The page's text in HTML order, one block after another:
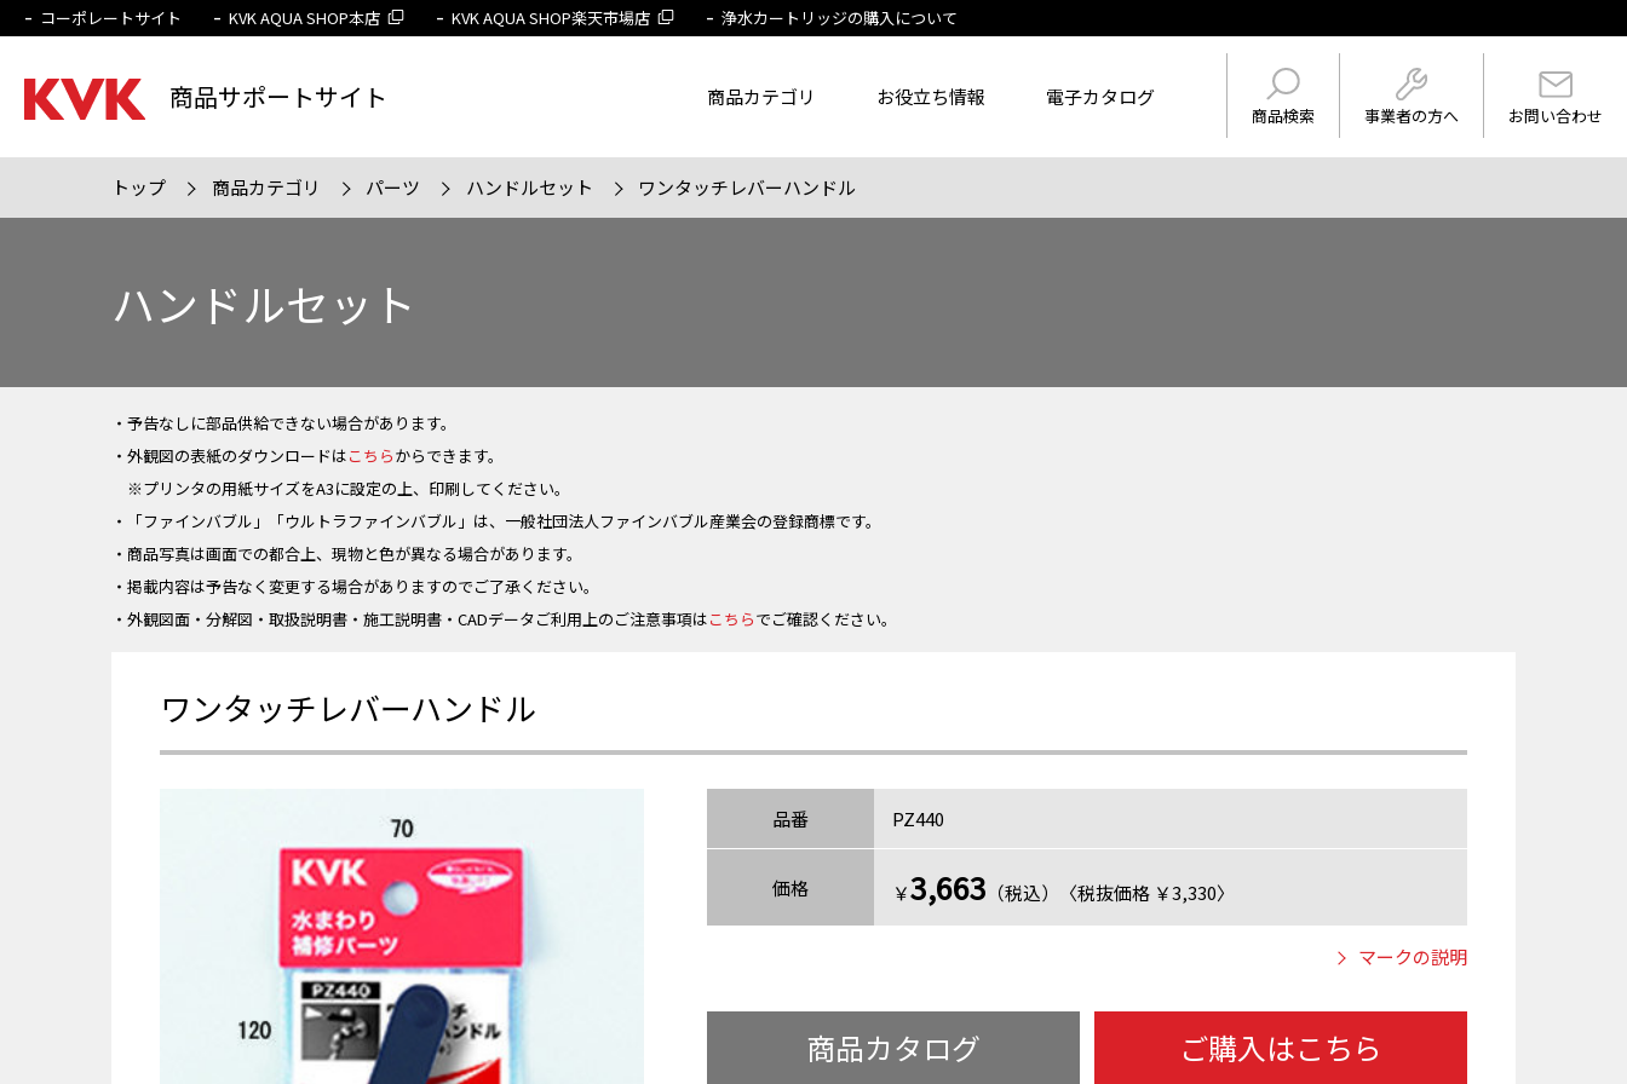
商品サポートサイト
商品検索 事業者の方へ お問い合わせ
商品カテゴリ お役立ち情報 電子カタログ
コーポレートサイト KVK AQUA SHOP本店 KVK AQUA SHOP楽天市場店 浄水カートリッジの購入について
トップ 商品カテゴリ パーツ ハンドルセット ワンタッチレバーハンドル
ハンドルセット
・予告なしに部品供給できない場合があります。
・外観図の表紙のダウンロードはこちらからできます。
※プリンタの用紙サイズをA3に設定の上、印刷してください。
・「ファインバブル」「ウルトラファインバブル」は、一般社団法人ファインバブル産業会の登録商標です。
・商品写真は画面での都合上、現物と色が異なる場合があります。
・掲載内容は予告なく変更する場合がありますのでご了承ください。
・外観図面・分解図・取扱説明書・施工説明書・CADデータご利用上のご注意事項はこちらでご確認ください。
ワンタッチレバーハンドル
品番 PZ440
価格 ￥3,663 （税込）〈税抜価格 ￥3,330〉
マークの説明
商品カタログ ご購入はこちら